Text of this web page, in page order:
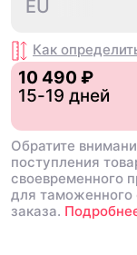
EU
Как
10 490 ₽
15-19 дней
Обратите
поступления
своевременного
для
заказа.